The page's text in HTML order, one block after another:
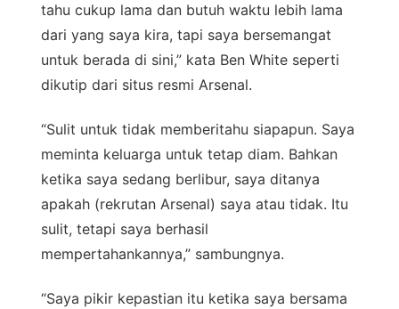
tahu cukup lama dan butuh waktu lebih lama
dari yang saya kira, tapi saya bersemangat
untuk berada di sini,” kata Ben White seperti
dikutip dari situs resmi Arsenal.
“Sulit untuk tidak memberitahu siapapun. Saya
meminta keluarga untuk tetap diam. Bahkan
ketika saya sedang berlibur, saya ditanya
apakah (rekrutan Arsenal) saya atau tidak. Itu
sulit, tetapi saya berhasil
mempertahankannya,” sambungnya.
“Saya pikir kepastian itu ketika saya bersama